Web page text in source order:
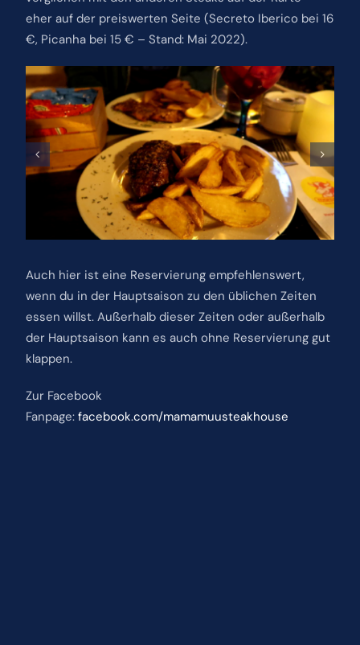
eher auf der preiswerten Seite (Secreto Iberico bei 16
€, Picanha bei 15 € – Stand: Mai 2022).
Auch hier ist eine Reservierung empfehlenswert,
wenn du in der Hauptsaison zu den üblichen Zeiten
essen willst. Außerhalb dieser Zeiten oder außerhalb
der Hauptsaison kann es auch ohne Reservierung gut
klappen.
Zur Facebook
Fanpage: facebook.com/mamamuusteakhouse